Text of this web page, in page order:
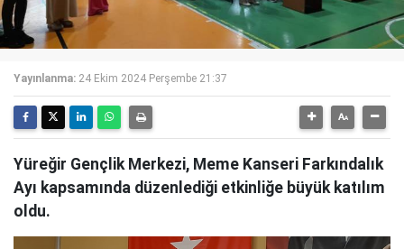
Yayınlanma: 24 Ekim 2024 Perşembe 21:37
Yüreğir Gençlik Merkezi, Meme Kanseri Farkındalık
Ayı kapsamında düzenlediği etkinliğe büyük katılım
oldu.